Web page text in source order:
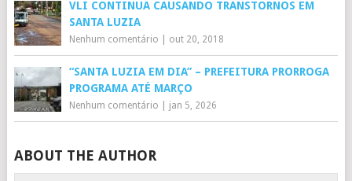
VLI CONTINUA CAUSANDO TRANSTORNOS EM
SANTA LUZIA
Nenhum comentário out 20, 2018
“SANTA LUZIA EM DIA” – PREFEITURA PRORROGA
PROGRAMA ATÉ MARÇO
Nenhum comentário jan 5, 2026
ABOUT THE AUTHOR